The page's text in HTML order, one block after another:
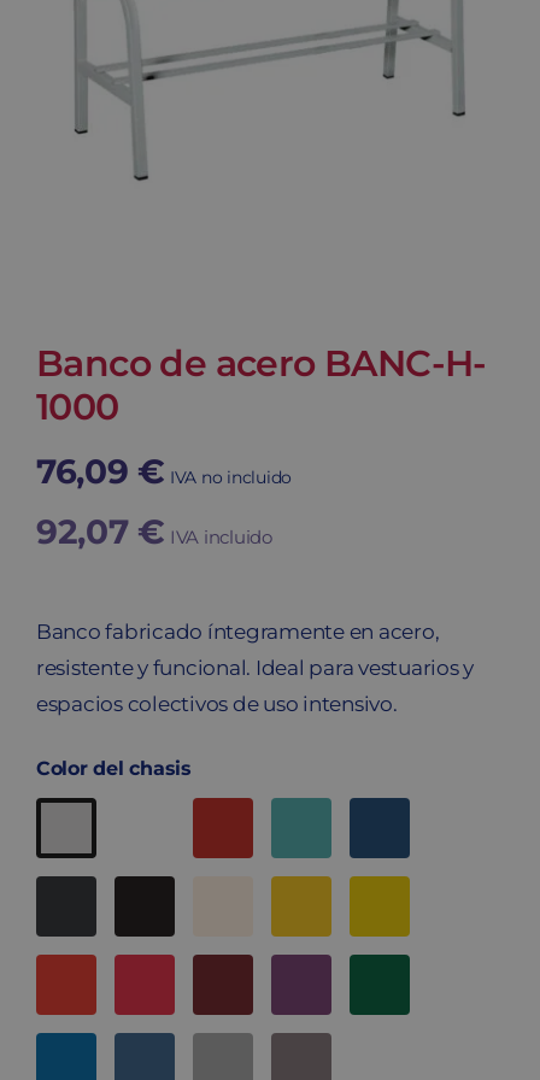
Banco de acero BANC-H-
1000
76,09 € IVA no incluido
92,07 € IVA incluido
Banco fabricado íntegramente en acero,
resistente y funcional. Ideal para vestuarios y
espacios colectivos de uso intensivo.
Color del chasis